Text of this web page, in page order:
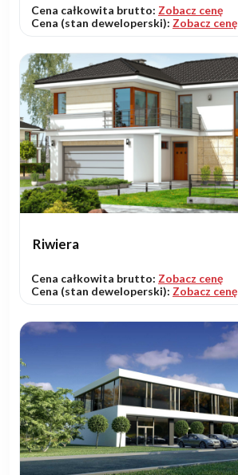
Cena całkowita brutto: Zobacz cenę
Cena (stan deweloperski): Zobacz cenę
Riwiera
Cena całkowita brutto: Zobacz cenę
Cena (stan deweloperski): Zobacz cenę